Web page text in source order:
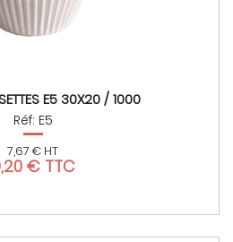
E5 30X20 / 1000
Réf: E5
7,67 € HT
€ TTC